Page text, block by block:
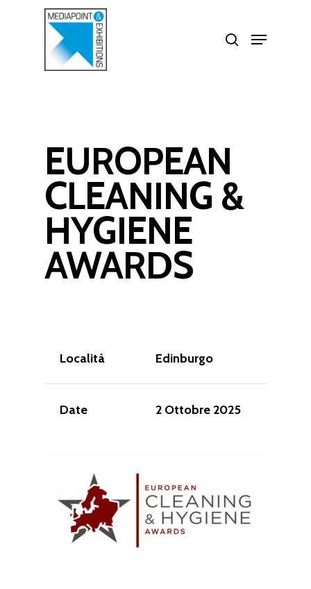
Menu
EUROPEAN
CLEANING &
HYGIENE
AWARDS
Località Edinburgo
Date 2 Ottobre 2025